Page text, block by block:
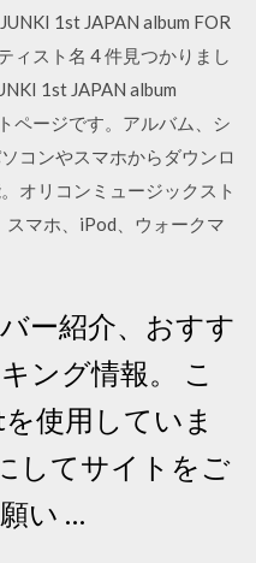
1st JAPAN album FOR
ィスト名 4 件見つかりまし
1st JAPAN album
ページです。アルバム、シ
コンやスマホからダウンロ
オリコンミュージックスト
マホ、iPod、ウォークマ
ー紹介、おすす
ング情報。 こ
使用していま
してサイトをご
い …